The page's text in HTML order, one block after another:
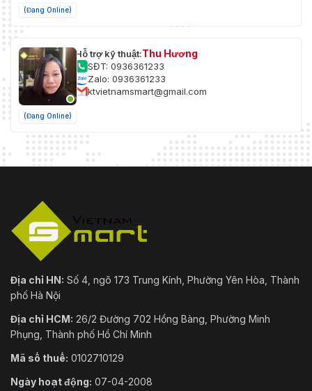
(Đang Online)
(Đang Online)
Hỗ trợ kỹ thuật:Thu Hương
SĐT: 0936361233
Zalo: 0936361233
ktvietnamsmart@gmail.com
Địa chỉ HN: Số 4, ngõ 173 Trung Kính, Phường Yên Hòa, Thành
phố Hà Nội
Địa chỉ HCM: 26/2 Đường 702 Hồng Bàng, Phường Minh
Phụng, Thành phố Hồ Chí Minh
Mã số thuế: 0102710129
Ngày hoạt động: 07-04-2008